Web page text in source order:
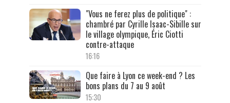
"Vous ne ferez plus de politique" :
chambré par Cyrille Isaac-Sibille sur
le village olympique, Éric Ciotti
contre-attaque
16:16
Que faire à Lyon ce week-end ? Les
bons plans du 7 au 9 août
15:30